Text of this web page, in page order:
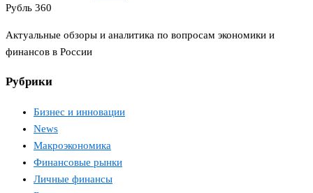
Рубль 360
Актуальные обзоры и аналитика по вопросам экономики и
финансов в России
Рубрики
Бизнес и инновации
News
Макроэкономика
Финансовые рынки
Личные финансы